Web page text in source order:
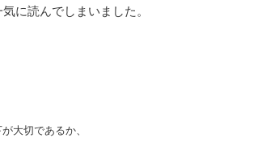
に読んでしまいました。
大切であるか、